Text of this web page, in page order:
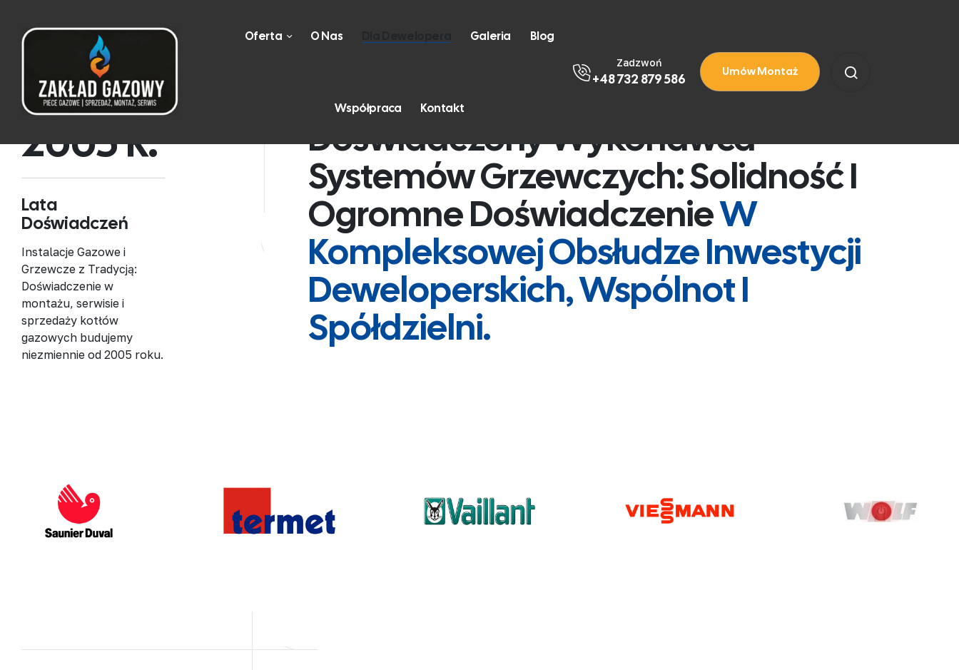
Oferta O Nas Galeria Blog
Współpraca Kontakt
Zadzwoń
+48 732 879 586 Umów Montaż
R.
2005
Lata
Doświadczeń
Instalacje Gazowe i
Grzewcze z Tradycją:
Doświadczenie w
montażu, serwisie i
sprzedaży kotłów
gazowych budujemy
niezmiennie od 2005 roku.
Doświadczony Wykonawca
Systemów Grzewczych: Solidność I
Ogromne DoświadczenieW
Kompleksowej Obsłudze Inwestycji
Deweloperskich, Wspólnot I
Spółdzielni.